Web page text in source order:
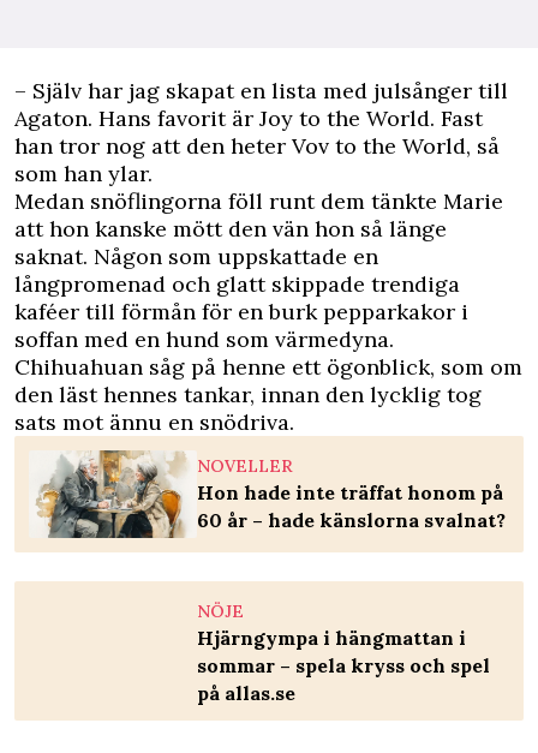
– Själv har jag skapat en lista med julsånger till
Agaton. Hans favorit är Joy to the World. Fast
han tror nog att den heter Vov to the World, så
som han ylar.
Medan snöflingorna föll runt dem tänkte Marie
att hon kanske mött den vän hon så länge
saknat. Någon som uppskattade en
långpromenad och glatt skippade trendiga
kaféer till förmån för en burk pepparkakor i
soffan med en hund som värmedyna.
Chihuahuan såg på henne ett ögonblick, som om
den läst hennes tankar, innan den lycklig tog
sats mot ännu en snödriva.
NOVELLER
Hon hade inte träffat honom på
60 år – hade känslorna svalnat?
NÖJE
Hjärngympa i hängmattan i
sommar – spela kryss och spel
på allas.se